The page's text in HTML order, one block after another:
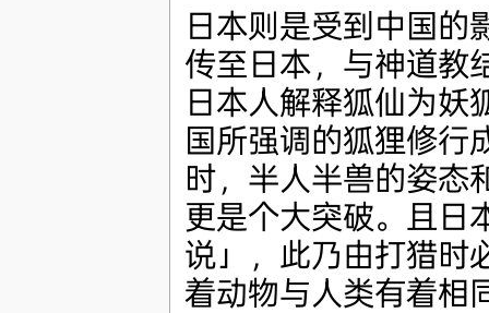
日本则是受到中国的
传至日本，与神道教
日本人解释狐仙为妖
国所强调的狐狸修行
时，半人半兽的姿态
更是个大突破。且日
说」，此乃由打猎时
着动物与人类有着相